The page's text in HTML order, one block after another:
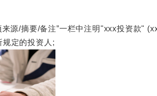
/摘要/备注”一栏中注明"xxx投资款"
定的投资人;